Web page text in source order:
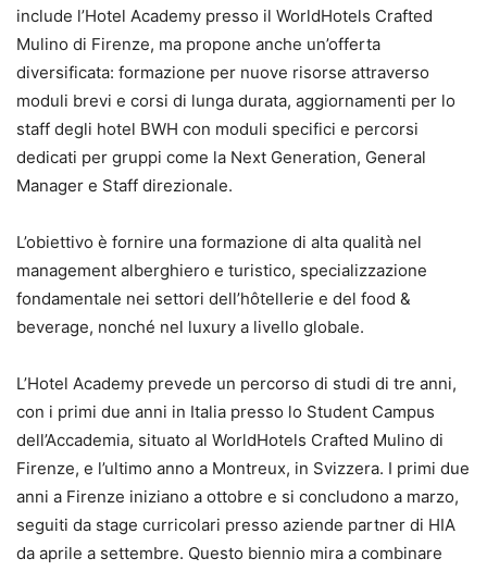
include l’Hotel Academy presso il WorldHotels Crafted
Mulino di Firenze, ma propone anche un’offerta
diversificata: formazione per nuove risorse attraverso
moduli brevi e corsi di lunga durata, aggiornamenti per lo
staff degli hotel BWH con moduli specifici e percorsi
dedicati per gruppi come la Next Generation, General
Manager e Staff direzionale.
L’obiettivo è fornire una formazione di alta qualità nel
management alberghiero e turistico, specializzazione
fondamentale nei settori dell’hôtellerie e del food &
beverage, nonché nel luxury a livello globale.
L’Hotel Academy prevede un percorso di studi di tre anni,
con i primi due anni in Italia presso lo Student Campus
dell’Accademia, situato al WorldHotels Crafted Mulino di
Firenze, e l’ultimo anno a Montreux, in Svizzera. I primi due
anni a Firenze iniziano a ottobre e si concludono a marzo,
seguiti da stage curricolari presso aziende partner di HIA
da aprile a settembre. Questo biennio mira a combinare